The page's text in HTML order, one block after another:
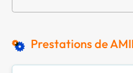
Prestations de